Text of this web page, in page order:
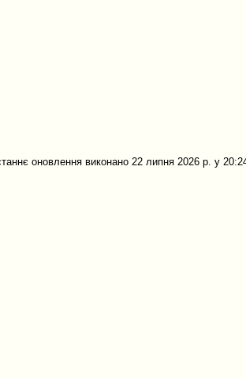
оновлення виконано 22 липня 2026 р. у